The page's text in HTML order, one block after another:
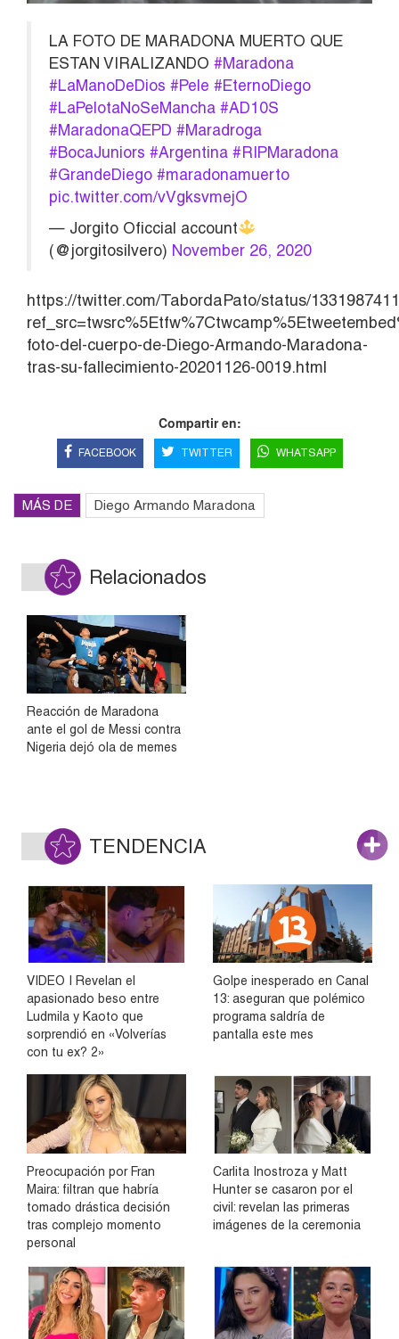
LA FOTO DE MARADONA MUERTO QUE
ESTAN VIRALIZANDO #Maradona
#LaManoDeDios #Pele #EternoDiego
#LaPelotaNoSeMancha #AD10S
#MaradonaQEPD #Maradroga
#BocaJuniors #Argentina #RIPMaradona
#GrandeDiego #maradonamuerto
pic.twitter.com/vVgksvmejO
— Jorgito Oficcial account
(@jorgitosilvero) November 26, 2020
https://twitter.com/TabordaPato/status/
foto-del-cuerpo-de-Diego-Armando-Maradona-
tras-su-fallecimiento-20201126-0019.html
Compartir en:
FACEBOOK TWITTER WHATSAPP
MÁS DE Diego Armando Maradona
Relacionados
Reacción de Maradona
ante el gol de Messi contra
Nigeria dejó ola de memes
TENDENCIA
VIDEO | Revelan el
apasionado beso entre
Ludmila y Kaoto que
sorprendió en «Volverías
con tu ex? 2»
Golpe inesperado en Canal
13: aseguran que polémico
programa saldría de
pantalla este mes
Preocupación por Fran
Maira: filtran que habría
tomado drástica decisión
tras complejo momento
personal
Carlita Inostroza y Matt
Hunter se casaron por el
civil: revelan las primeras
imágenes de la ceremonia